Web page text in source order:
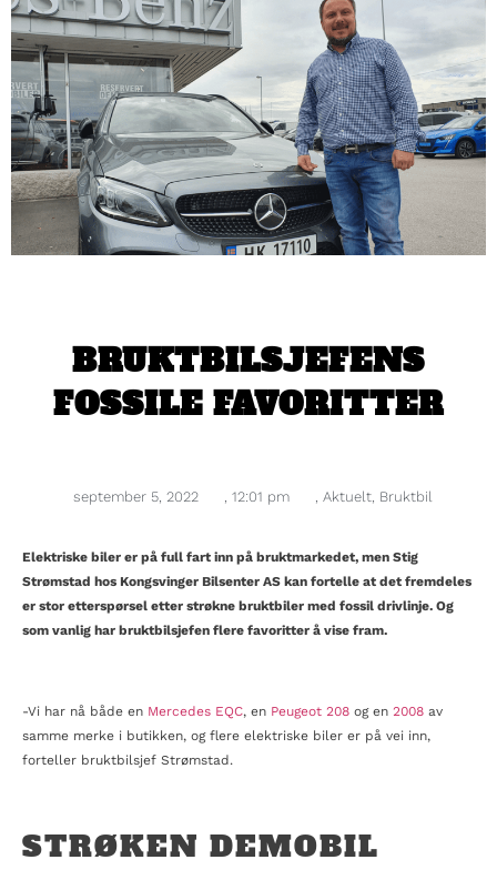
BRUKTBILSJEFENS
FOSSILE FAVORITTER
september 5, 2022 , 12:01 pm , Aktuelt, Bruktbil
Elektriske biler er på full fart inn på bruktmarkedet, men Stig
Strømstad hos Kongsvinger Bilsenter AS kan fortelle at det fremdeles
er stor etterspørsel etter strøkne bruktbiler med fossil drivlinje. Og
som vanlig har bruktbilsjefen flere favoritter å vise fram.
-Vi har nå både en Mercedes EQC, en Peugeot 208 og en 2008 av
samme merke i butikken, og flere elektriske biler er på vei inn,
forteller bruktbilsjef Strømstad.
STRØKEN DEMOBIL